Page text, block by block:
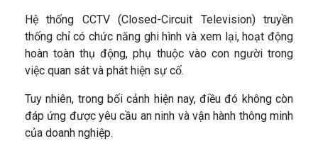
Hệ thống CCTV (Closed-Circuit Television) truyền
thống chỉ có chức năng ghi hình và xem lại, hoạt động
hoàn toàn thụ động, phụ thuộc vào con người trong
việc quan sát và phát hiện sự cố.
Tuy nhiên, trong bối cảnh hiện nay, điều đó không còn
đáp ứng được yêu cầu an ninh và vận hành thông minh
của doanh nghiệp.